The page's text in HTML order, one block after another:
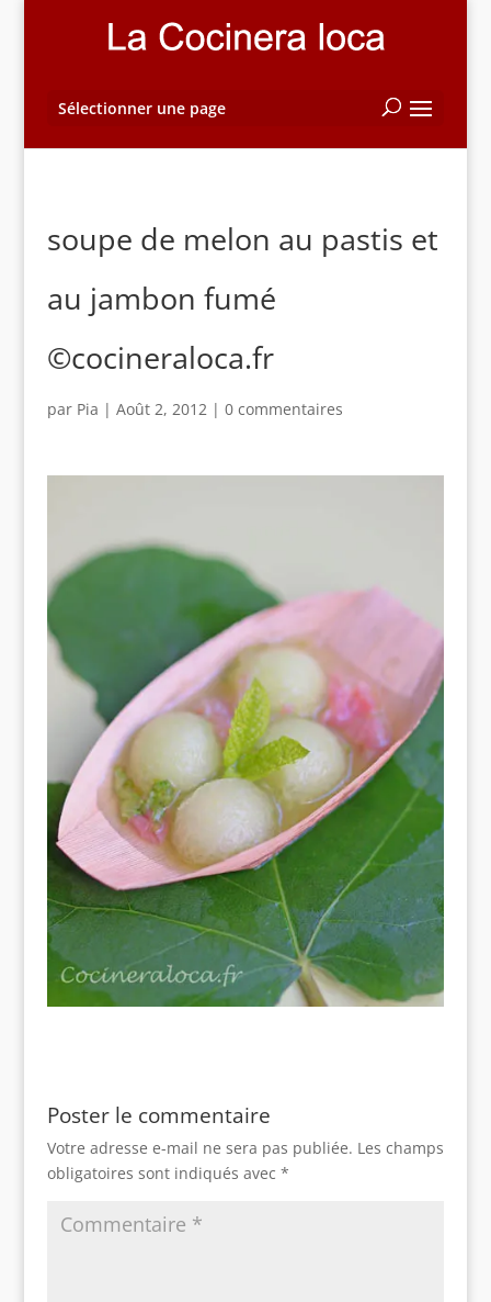
Sélectionner une page
soupe de melon au pastis et
au jambon fumé
©cocineraloca.fr
par Pia | Août 2, 2012| 0 commentaires
Poster le commentaire
Votre adresse e-mail ne sera pas publiée. Les champs
obligatoires sont indiqués avec *